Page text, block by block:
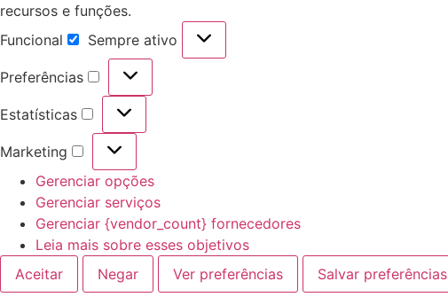
recursos e funções.
Funcional
Funcional
Sempre ativo
Preferências
Preferências
Estatísticas
Estatísticas
Marketing
Marketing
Gerenciar opções
Gerenciar serviços
Gerenciar {vendor_count} fornecedores
Leia mais sobre esses objetivos
Aceitar
Negar Ver preferências Salvar preferências